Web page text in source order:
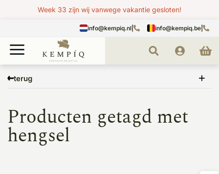
Week 33 zijn wij vanwege vakantie gesloten!
info@kempiq.nl info@kempiq.be
terug
hengsel
Producten getagd met
hengsel